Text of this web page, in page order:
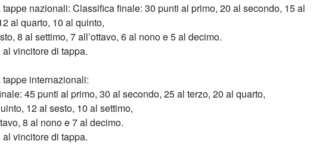
tappe nazionali: Classifica finale: 30 punti al primo, 20 al secondo, 15 al
al quarto, 10 al quinto,
8 al settimo, 7 all’ottavo, 6 al nono e 5 al decimo.
al vincitore di tappa.
tappe internazionali:
45 punti al primo, 30 al secondo, 25 al terzo, 20 al quarto,
12 al sesto, 10 al settimo,
8 al nono e 7 al decimo.
al vincitore di tappa.